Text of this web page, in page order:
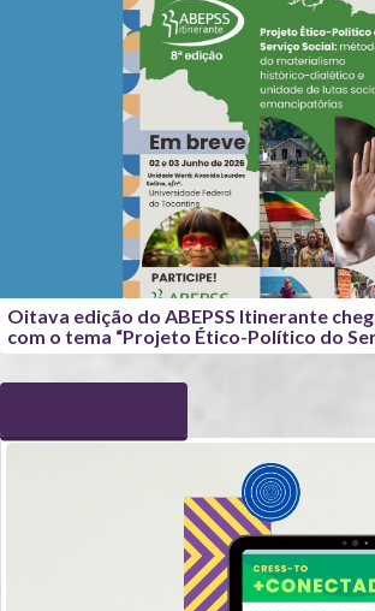
Oitava edição do ABEPSS Itinerante
com o tema “Projeto Ético-Político do